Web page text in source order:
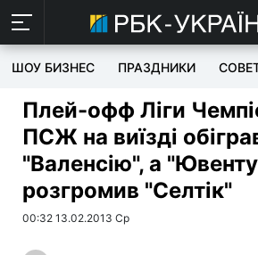
ШОУ БИЗНЕС ПРАЗДНИКИ
Плей-офф Ліги
ПСЖ на виїзді
"Валенсію", а
розгромив "Селтік"
00:32 13.02.2013 Ср